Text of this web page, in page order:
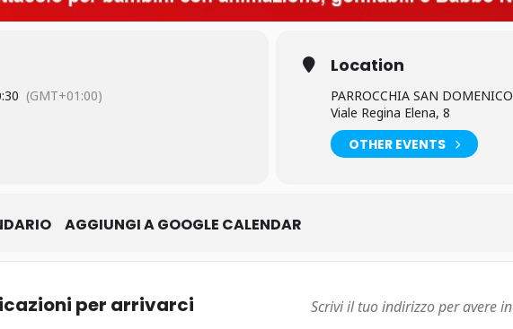
(GMT+01:00)
Location
PARROCCHIA SAN DOMENICO
Viale Regina Elena, 8
OTHER EVENTS
AGGIUNGI A GOOGLE CALENDAR
per arrivarci